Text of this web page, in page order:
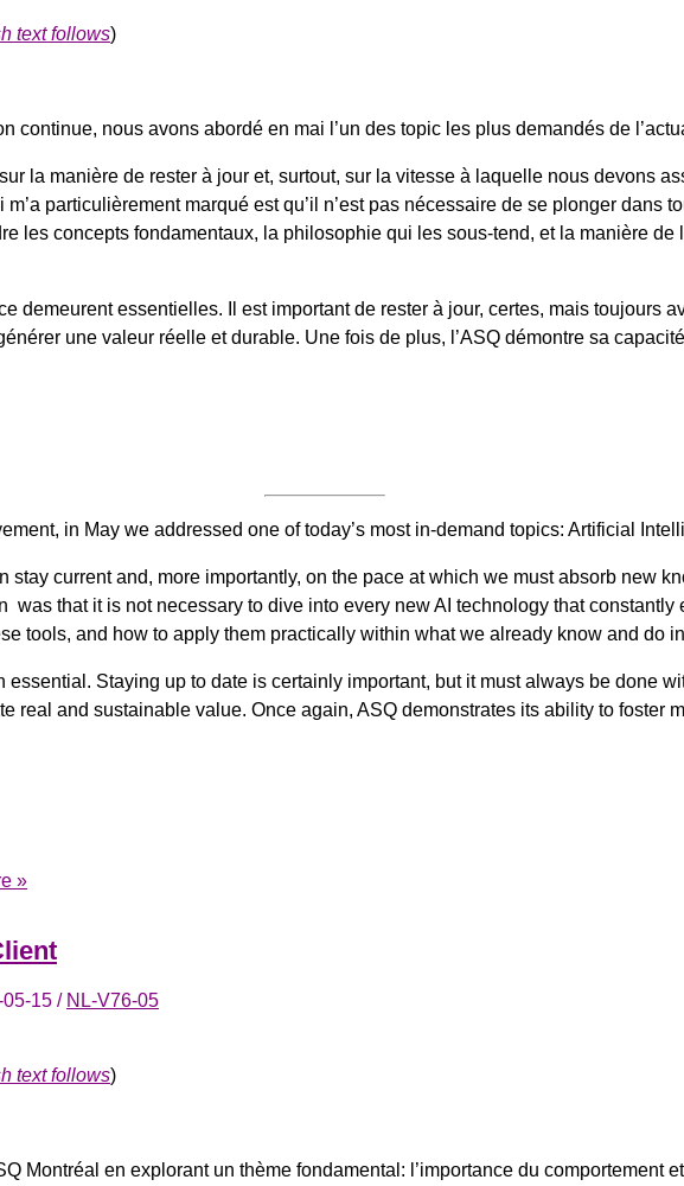
text follows)
continue, nous avons abordé en mai l’un des topic les plus demandés de
la manière de rester à jour et, surtout, sur la vitesse à laquelle nous devons
particulièrement marqué est qu’il n’est pas nécessaire de se plonger dans
les concepts fondamentaux, la philosophie qui les sous-tend, et la manière
demeurent essentielles. Il est important de rester à jour, certes, mais toujours
une valeur réelle et durable. Une fois de plus, l’ASQ démontre sa
in May we addressed one of today’s most in-demand topics: Artificial
stay current and, more importantly, on the pace at which we must absorb new
was that it is not necessary to dive into every new AI technology that constantly
tools, and how to apply them practically within what we already know and do
essential. Staying up to date is certainly important, but it must always be done
real and sustainable value. Once again, ASQ demonstrates its ability to foster
»
05-15 / NL-V76-05
text follows)
Montréal en explorant un thème fondamental: l’importance du comportement